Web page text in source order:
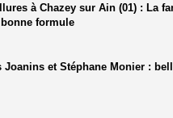
à Chazey sur Ain (01) : La
formule
Joanins et Stéphane Monier :